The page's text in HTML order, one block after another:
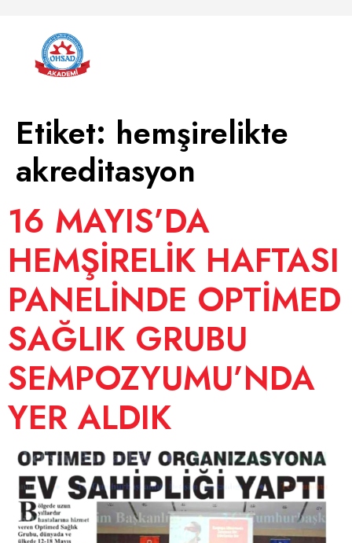
Etiket: hemşirelikte
akreditasyon
16 MAYIS’DA
HEMŞİRELİK HAFTASI
PANELİNDE OPTİMED
SAĞLIK GRUBU
SEMPOZYUMU’NDA
YER ALDIK